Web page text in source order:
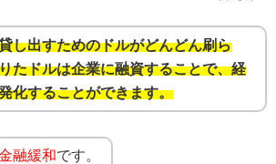
し出すためのドルがどんどん刷ら
たドルは企業に融資することで、経
化することができます。
融緩和です。